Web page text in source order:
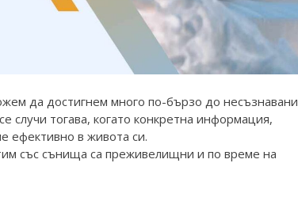
да достигнем много по-бързо до несъзнавани
случи тогава, когато конкретна информация,
ефективно в живота си.
със сънища са преживелищни и по време на